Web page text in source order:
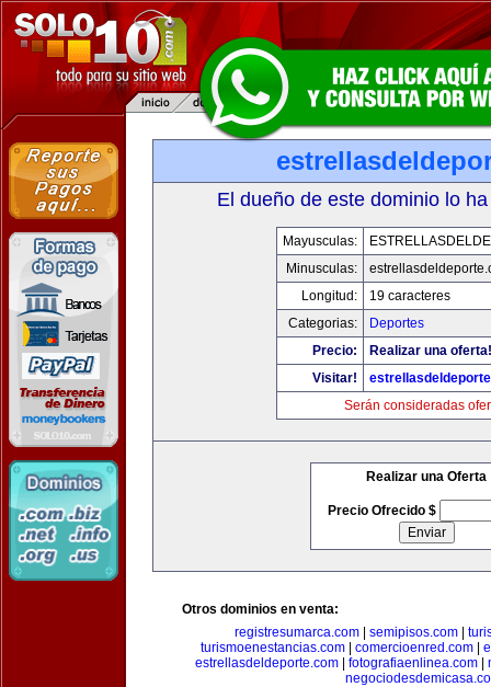
El dueño de este dominio lo
Mayusculas:
Minusculas:
Longitud:
19 caracteres
Categorias:
Deportes
Precio:
Realizar una oferta!
Visitar!
Serán consideradas
Realizar una Oferta
Precio Ofrecido $
Otros dominios en venta:
registresumarca.com| semipisos.com|
turismoenestancias.com
comercioenred.com
estrellasdeldeporte.com
fotografiaenlinea.com